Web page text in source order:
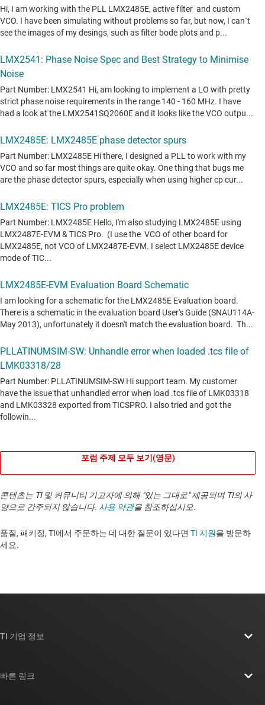
포럼 주제 모두 보기(영문)
콘텐츠는 TI 및 커뮤니티 기고자에 의해 "있는 그대로" 제공되며 TI의 사
양으로 간주되지 않습니다. 사용 약관을 참조하십시오.
품질, 패키징, TI에서 주문하는 데 대한 질문이 있다면 TI 지원을 방문하
세요. ​​​​​​​​​​​​​​
TI 기업 정보
빠른 링크